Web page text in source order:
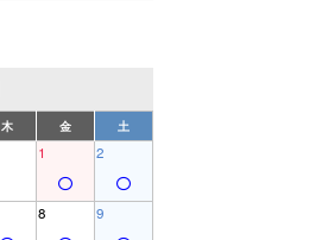
木 金 土
1 2
8 9